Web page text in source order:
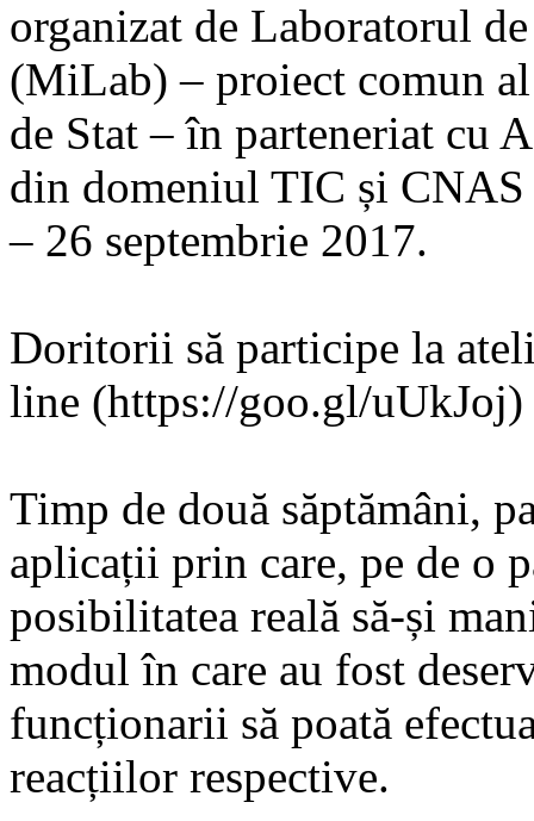
organizat de Laboratorul
(MiLab) – proiect comun
de Stat – în parteneriat cu
din domeniul TIC și CNAS
– 26 septembrie 2017.
Doritorii să participe la
line (https://goo.gl/uUkJoj)
Timp de două săptămâni,
aplicații prin care, pe de o
posibilitatea reală să-și
modul în care au fost
funcționarii să poată
reacțiilor respective.